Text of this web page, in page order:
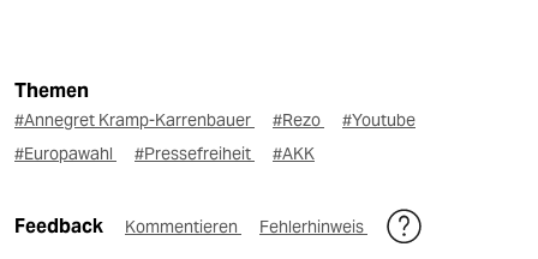
Themen
#Annegret Kramp-Karrenbauer #Rezo
#Youtube
#Europawahl
#Pressefreiheit #AKK
Feedback Kommentieren Fehlerhinweis